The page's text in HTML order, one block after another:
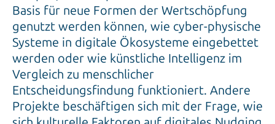
Basis für neue Formen der Wertschöpfung
genutzt werden können, wie cyber-physische
Systeme in digitale Ökosysteme eingebettet
werden oder wie künstliche Intelligenz im
Vergleich zu menschlicher
Entscheidungsfindung funktioniert. Andere
Projekte beschäftigen sich mit der Frage, wie